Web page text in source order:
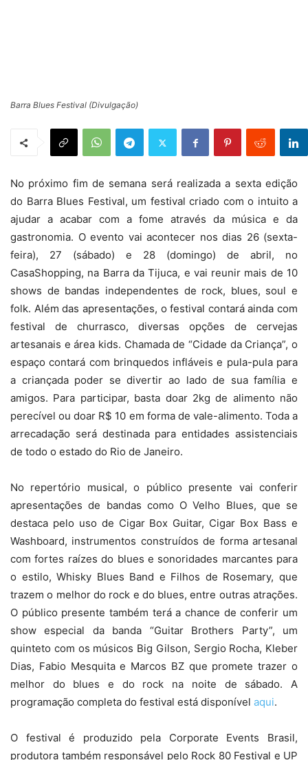
Barra Blues Festival (Divulgação)
No próximo fim de semana será realizada a sexta edição
do Barra Blues Festival, um festival criado com o intuito a
ajudar a acabar com a fome através da música e da
gastronomia. O evento vai acontecer nos dias 26 (sexta-
feira), 27 (sábado) e 28 (domingo) de abril, no
CasaShopping, na Barra da Tijuca, e vai reunir mais de 10
shows de bandas independentes de rock, blues, soul e
folk. Além das apresentações, o festival contará ainda com
festival de churrasco, diversas opções de cervejas
artesanais e área kids. Chamada de “Cidade da Criança”, o
espaço contará com brinquedos infláveis e pula-pula para
a criançada poder se divertir ao lado de sua família e
amigos. Para participar, basta doar 2kg de alimento não
perecível ou doar R$ 10 em forma de vale-alimento. Toda a
arrecadação será destinada para entidades assistenciais
de todo o estado do Rio de Janeiro.
No repertório musical, o público presente vai conferir
apresentações de bandas como O Velho Blues, que se
destaca pelo uso de Cigar Box Guitar, Cigar Box Bass e
Washboard, instrumentos construídos de forma artesanal
com fortes raízes do blues e sonoridades marcantes para
o estilo, Whisky Blues Band e Filhos de Rosemary, que
trazem o melhor do rock e do blues, entre outras atrações.
O público presente também terá a chance de conferir um
show especial da banda “Guitar Brothers Party”, um
quinteto com os músicos Big Gilson, Sergio Rocha, Kleber
Dias, Fabio Mesquita e Marcos BZ que promete trazer o
melhor do blues e do rock na noite de sábado. A
programação completa do festival está disponível aqui.
O festival é produzido pela Corporate Events Brasil,
produtora também responsável pelo Rock 80 Festival e UP